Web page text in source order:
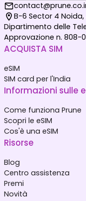
B-6 Sector 4 Noida,
Dipartimento delle
Approvazione n. 808-
ACQUISTA SIM
eSIM
SIM card per l'India
Informazioni sulle
Come funziona Prune
Scopri le eSIM
Cos'è una eSIM
Risorse
Blog
Centro assistenza
Premi
Novità